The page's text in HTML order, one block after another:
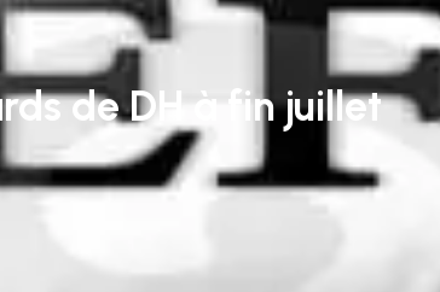
de DH à fin juillet